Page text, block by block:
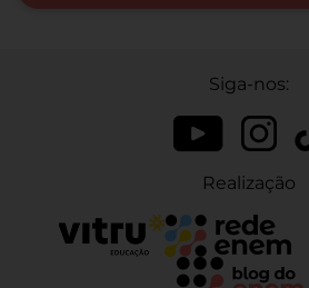
Siga-nos:
Realização